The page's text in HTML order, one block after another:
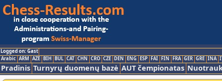
Logged on: Gast
Arabic ARM AZE BIH BUL CAT CHN CRO CZE DEN ENG ESP FAI FIN FRA GER GRE INA
Pradinis Turnyrų duomenų bazė AUT čempionatas